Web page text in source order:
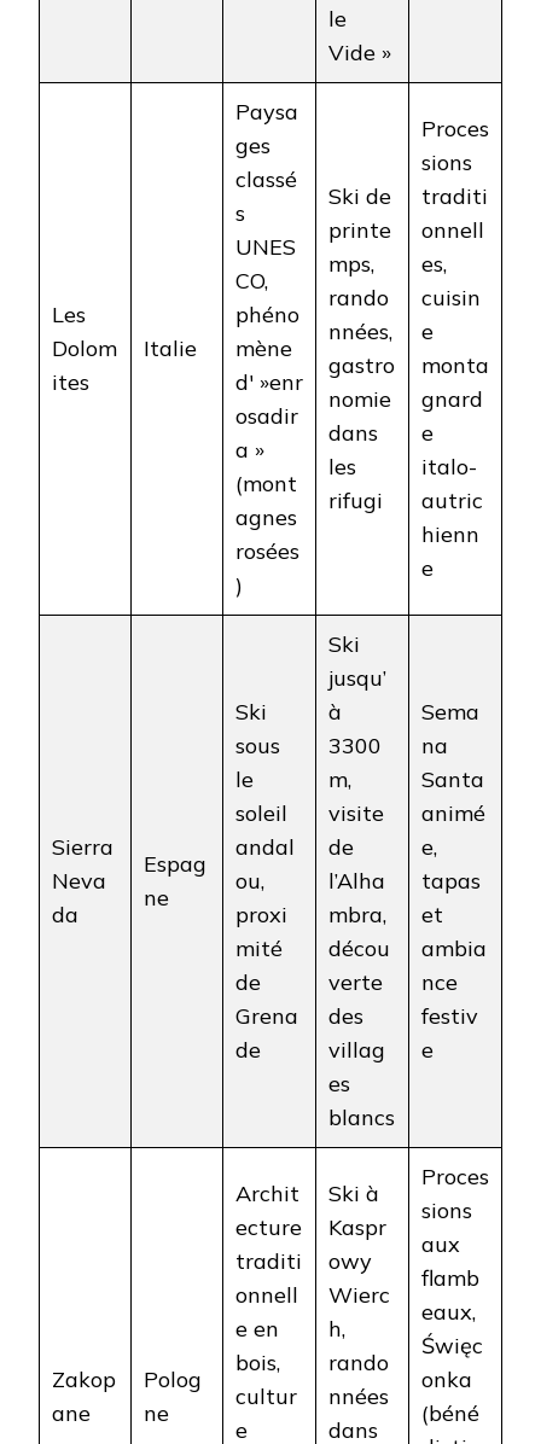
le
Vide »
Les
Dolom
ites
Italie
Paysa
ges
classé
s
UNES
CO,
phéno
mène
d' »enr
osadir
a »
(mont
agnes
rosées
)
Ski de
printe
mps,
rando
nnées,
gastro
nomie
dans
les
rifugi
Proces
sions
traditi
onnell
es,
cuisin
e
monta
gnard
e
italo-
autric
hienn
e
Sierra
Neva
da
Espag
ne
Ski
sous
le
soleil
andal
ou,
proxi
mité
de
Grena
de
Ski
jusqu’
à
3300
m,
visite
de
l’Alha
mbra,
décou
verte
des
villag
es
blancs
Sema
na
Santa
animé
e,
tapas
et
ambia
nce
festiv
e
Zakop
ane
Polog
ne
Archit
ecture
traditi
onnell
e en
bois,
cultur
e
Ski à
Kaspr
owy
Wierc
h,
rando
nnées
dans
Proces
sions
aux
flamb
eaux,
Święc
onka
(béné